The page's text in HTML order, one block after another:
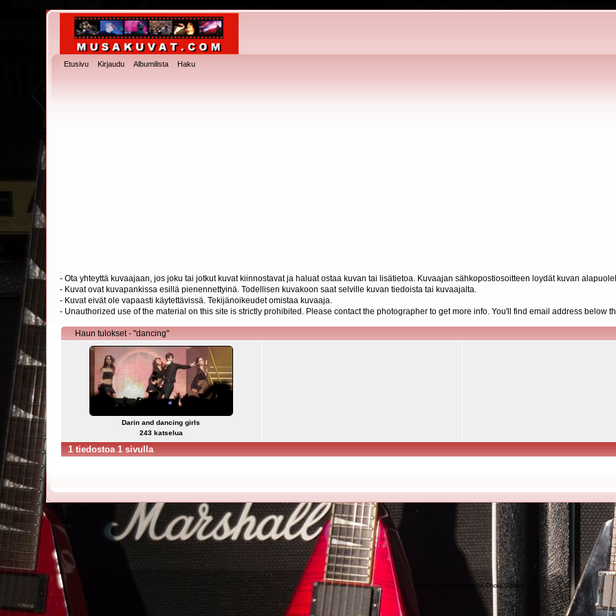
Etusivu Kirjaudu Albumilista Haku
- Ota yhteyttä kuvaajaan, jos joku tai jotkut kuvat kiinnostavat ja haluat ostaa kuvan tai lisätietoa. Kuvaajan sähkopostiosoitteen loydät kuvan
- Kuvat ovat kuvapankissa esillä pienennettyinä. Todellisen kuvakoon saat selville kuvan tiedoista tai kuvaajalta.
- Kuvat eivät ole vapaasti käytettävissä. Tekijänoikeudet omistaa kuvaaja.
- Unauthorized use of the material on this site is strictly prohibited. Please contact the photographer to get more info. You'll find email address below
Haun tulokset - "dancing"
Darin and dancing girls
243 katselua
1 tiedostoa 1 sivulla
Coppermine Photo Gallery